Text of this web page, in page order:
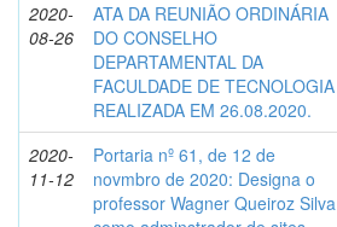
2020-
08-26
ATA DA REUNIÃO ORDINÁRIA
DO CONSELHO
DEPARTAMENTAL DA
FACULDADE DE TECNOLOGIA
REALIZADA EM 26.08.2020.
2020-
11-12
Portaria nº 61, de 12 de
novmbro de 2020: Designa o
professor Wagner Queiroz Silva